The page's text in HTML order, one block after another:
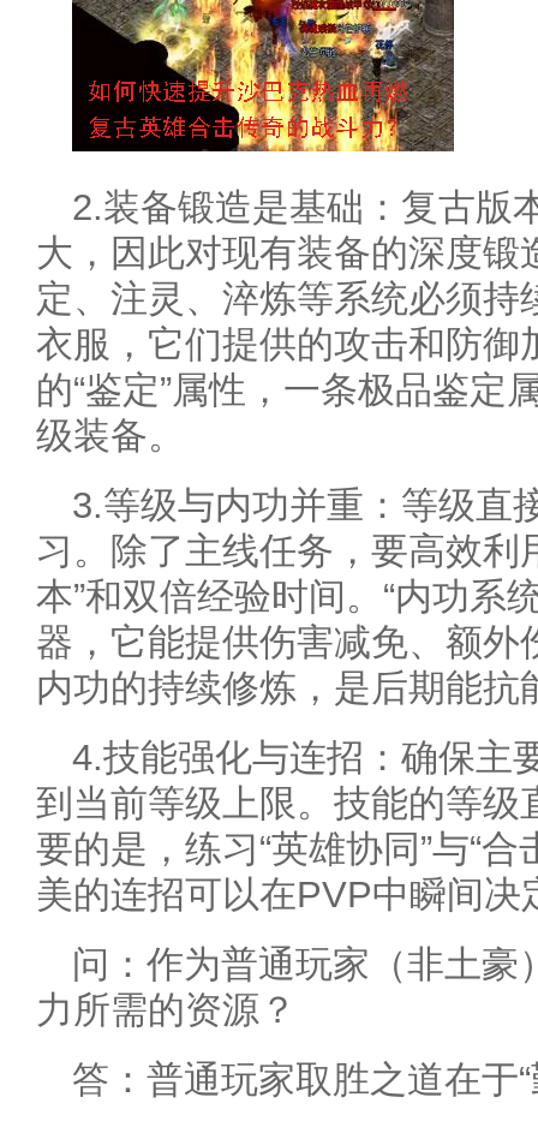
2.装备锻造是基础：复古版
大，因此对现有装备的深度锻
定、注灵、淬炼等系统必须
衣服，它们提供的攻击和防御
的“鉴定”属性，一条极品鉴定
级装备。
3.等级与内功并重：等级直
习。除了主线任务，要高效利
本”和双倍经验时间。“内功系
器，它能提供伤害减免、额外
内功的持续修炼，是后期能抗
4.技能强化与连招：确保主
到当前等级上限。技能的等级
要的是，练习“英雄协同”与“
美的连招可以在PVP中瞬间决
问：作为普通玩家（非土豪
力所需的资源？
答：普通玩家取胜之道在于“